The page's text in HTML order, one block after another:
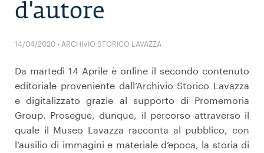
d'autore
14/04/2020 • ARCHIVIO STORICO LAVAZZA
Da martedì 14 Aprile è online il secondo contenuto
editoriale proveniente dall’Archivio Storico Lavazza
e digitalizzato grazie al supporto di Promemoria
Group. Prosegue, dunque, il percorso attraverso il
quale il Museo Lavazza racconta al pubblico, con
l’ausilio di immagini e materiale d’epoca, la storia di